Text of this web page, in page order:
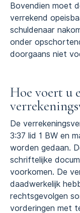
Bovendien moet
verrekend
schuldenaar
onder
doorgaans niet
Hoe voert u
De
3:37 lid 1 BW en
worden gedaan.
schriftelijke
voorkomen. De
daadwerkelijk
rechtsgevolgen
vorderingen met